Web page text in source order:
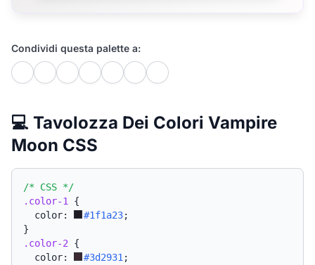
Condividi questa palette a:
💻 Tavolozza Dei Colori Vampire
Moon CSS
/* CSS */
.color-1
{
  color:
#1f1a23;
}
.color-2 {
  color:
#3d2931 ;